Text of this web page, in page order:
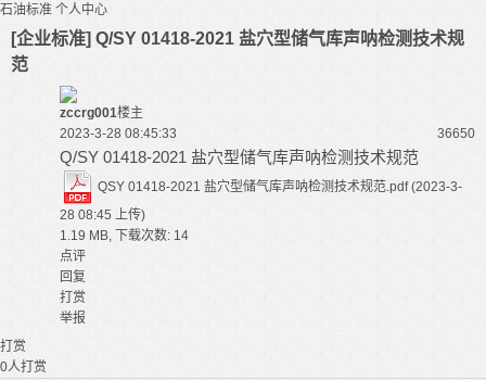
石油标准 个人中心
[企业标准] Q/SY 01418-2021 盐穴型储气库声呐检测技术规
范
zccrg001楼主
2023-3-28 08:45:33
36650
Q/SY 01418-2021 盐穴型储气库声呐检测技术规范
QSY 01418-2021 盐穴型储气库声呐检测技术规范.pdf (2023-3-
28 08:45 上传)
1.19 MB, 下载次数: 14
点评
回复
打赏
举报
打赏
0人打赏